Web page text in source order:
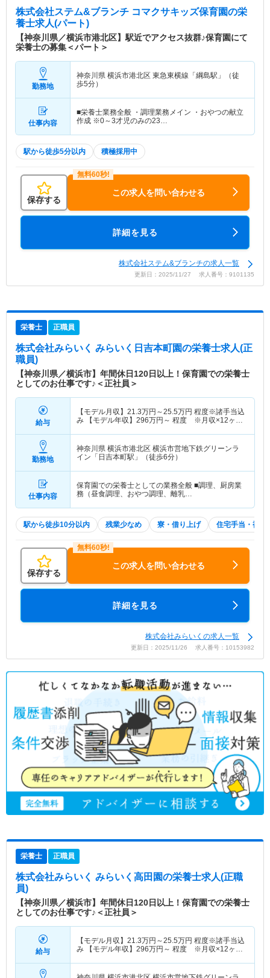
株式会社ステム&ブランチ コマクサキッズ保育園の栄
養士求人(パート)
【神奈川県／横浜市港北区】駅近でアクセス抜群♪保育園にて
栄養士の募集＜パート＞
勤務地
神奈川県 横浜市港北区 東急東横線「綱島駅」（徒
歩5分）
仕事内容
■栄養士業務全般 ・調理業務メイン ・おやつの献立
作成 ※0～3才児のみの23…
駅から徒歩5分以内 積極採用中
保存する
この求人を問い合わせる
詳細を見る
株式会社ステム&ブランチの求人一覧
更新日：2025/11/27 求人番号：9101135
栄養士 正職員
株式会社みらいく みらいく日吉本町園の栄養士求人(正
職員)
【神奈川県／横浜市】年間休日120日以上！保育園での栄養士
としてのお仕事です♪＜正社員＞
給与
【モデル月収】 21.3万円～25.5万円 程度※諸手当込
み 【モデル年収】 296万円～ 程度 ※月収×12ヶ月
勤務地
神奈川県 横浜市港北区 横浜市営地下鉄グリーンラ
イン「日吉本町駅」（徒歩6分）
仕事内容
保育園での栄養士としての業務全般 ■調理、厨房業
務（昼食調理、おやつ調理、離乳…
駅から徒歩10分以内 残業少なめ 寮・借り上げ 住宅手当・補助
保存する
この求人を問い合わせる
詳細を見る
株式会社みらいくの求人一覧
更新日：2025/11/26 求人番号：10153982
栄養士 正職員
株式会社みらいく みらいく高田園の栄養士求人(正職
員)
【神奈川県／横浜市】年間休日120日以上！保育園での栄養士
としてのお仕事です♪＜正社員＞
給与
【モデル月収】 21.3万円～25.5万円 程度※諸手当込
み 【モデル年収】 296万円～ 程度 ※月収×12ヶ月